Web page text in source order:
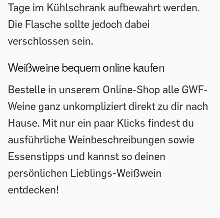
Tage im Kühlschrank aufbewahrt werden.
Die Flasche sollte jedoch dabei
verschlossen sein.
Weißweine bequem online kaufen
Bestelle in unserem Online-Shop alle GWF-
Weine ganz unkompliziert direkt zu dir nach
Hause. Mit nur ein paar Klicks findest du
ausführliche Weinbeschreibungen sowie
Essenstipps und kannst so deinen
persönlichen Lieblings-Weißwein
entdecken!